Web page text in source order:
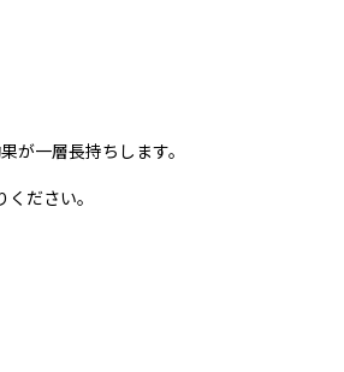
が一層長持ちします。
ださい。